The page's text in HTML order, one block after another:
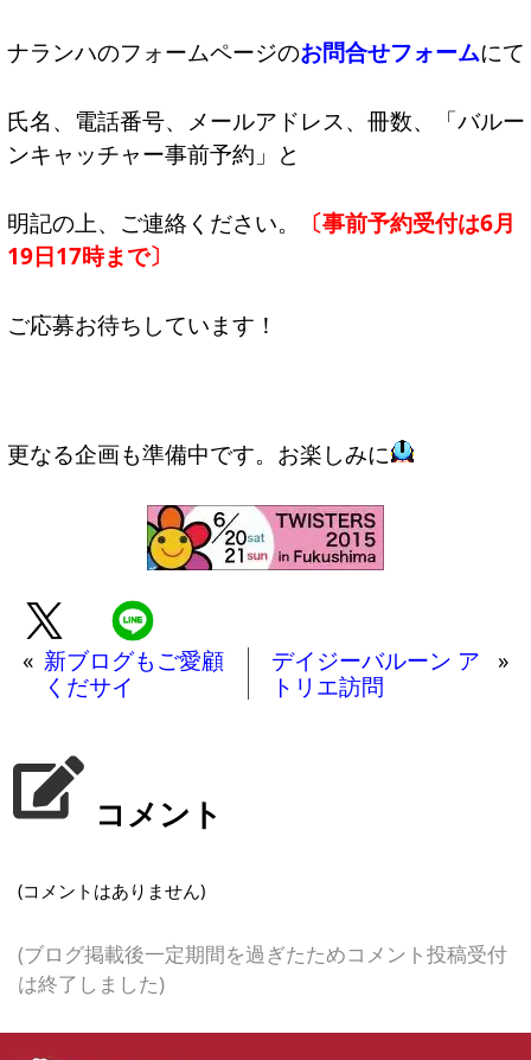
ナランハのフォームページのお問合せフォームにて
氏名、電話番号、メールアドレス、冊数、「バルー
ンキャッチャー事前予約」と
明記の上、ご連絡ください。
〔事前予約受付は6月
19日17時まで〕
ご応募お待ちしています！
更なる企画も準備中です。お楽しみに
« 新ブログもご愛顧
くだサイ
デイジーバルーン ア
トリエ訪問
»
コメント
(コメントはありません)
(ブログ掲載後一定期間を過ぎたためコメント投稿受付
は終了しました)